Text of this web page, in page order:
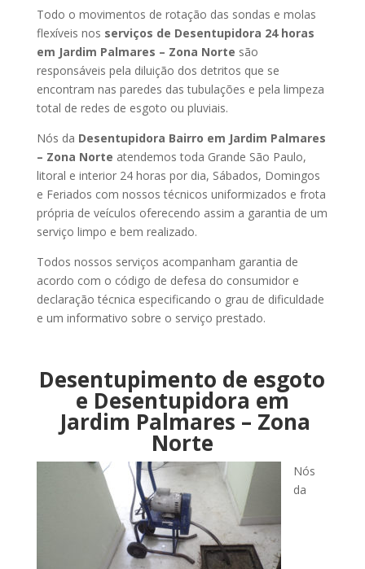
Todo o movimentos de rotação das sondas e molas
flexíveis nos serviços de Desentupidora 24 horas
em Jardim Palmares – Zona Norte são
responsáveis pela diluição dos detritos que se
encontram nas paredes das tubulações e pela limpeza
total de redes de esgoto ou pluviais.
Nós da Desentupidora Bairro em Jardim Palmares
– Zona Norte atendemos toda Grande São Paulo,
litoral e interior 24 horas por dia, Sábados, Domingos
e Feriados com nossos técnicos uniformizados e frota
própria de veículos oferecendo assim a garantia de um
serviço limpo e bem realizado.
Todos nossos serviços acompanham garantia de
acordo com o código de defesa do consumidor e
declaração técnica especificando o grau de dificuldade
e um informativo sobre o serviço prestado.
Desentupimento de esgoto
e Desentupidora em
Jardim Palmares – Zona
Norte
Nós
da